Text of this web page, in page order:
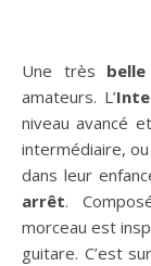
Une très
amateurs. L’
niveau avancé
intermédiaire,
dans leur
arrêt.
morceau est
guitare. C’est